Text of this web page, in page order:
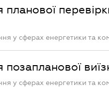
планової
у сферах енергетики та
позапланової
у сферах енергетики та